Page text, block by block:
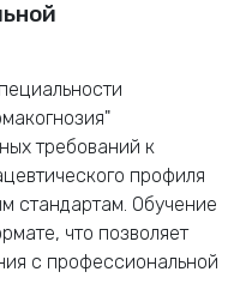
требований к
профиля
стандартам. Обучение
что позволяет
с профессиональной